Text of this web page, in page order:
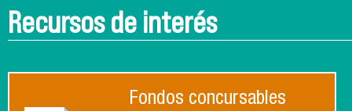
Recursos de interés
Fondos concursables